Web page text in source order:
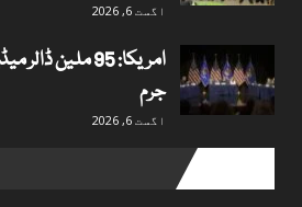
اگست 6, 2026
امریکا: 95 ملین
جرم
اگست 6, 2026